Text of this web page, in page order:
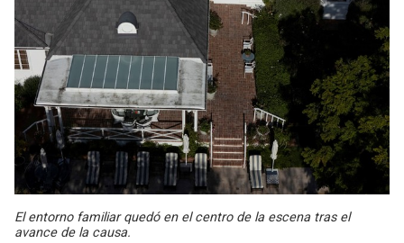
El entorno familiar quedó en el centro de la escena tras el
avance de la causa.